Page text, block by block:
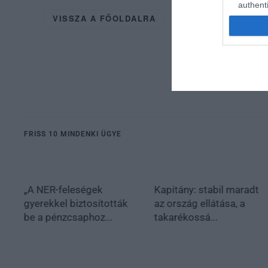
VISSZA A FŐOLDALRA
FRISS 10 MINDENKI ÜGYE
„A NER-feleségek
gyerekkel biztosították
be a pénzcsaphoz...
Kapitány: stabil maradt
az ország ellátása, a
takarékossá...